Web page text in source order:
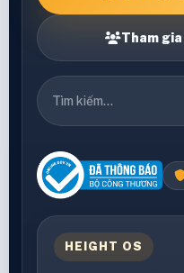
Tham
HEIGHT OS